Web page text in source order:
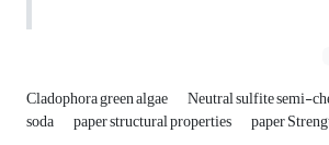
Cladophora green algae Neutral sulfite semi-
soda paper structural properties paper